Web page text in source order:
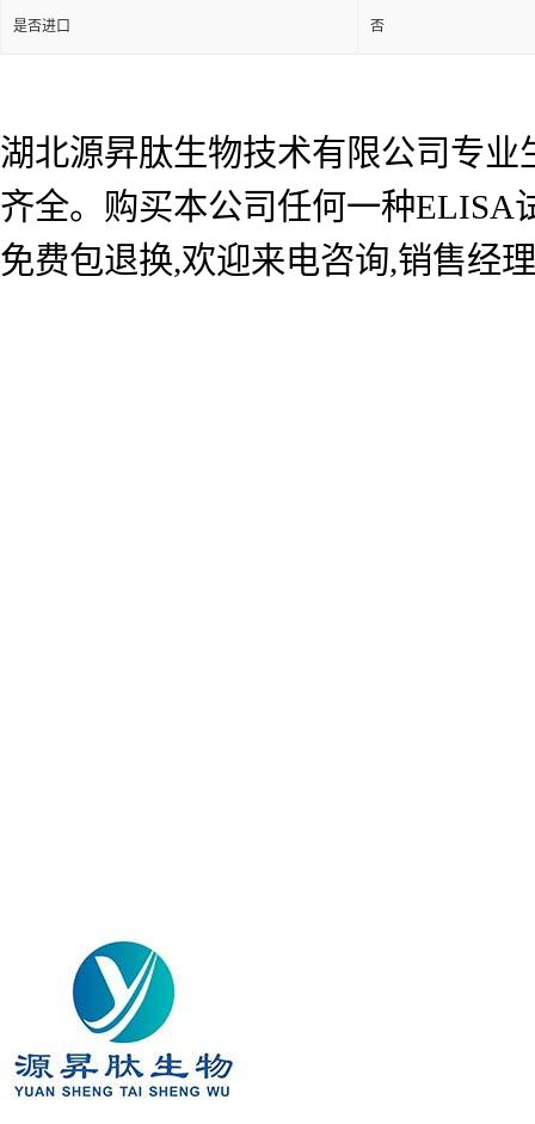
是否进口 否
湖北源昇肽生物技术有限公司专
齐全。购买本公司任何一种ELISA
免费包退换,欢迎来电咨询,销售经